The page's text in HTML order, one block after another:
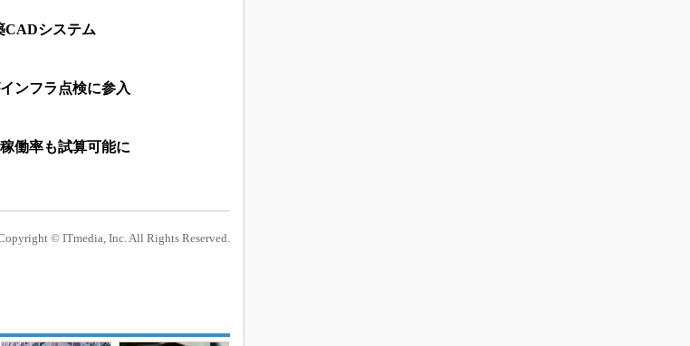
CADシステム
ンフラ点検に参入
働率も試算可能に
© ITmedia, Inc. All Rights Reserved.